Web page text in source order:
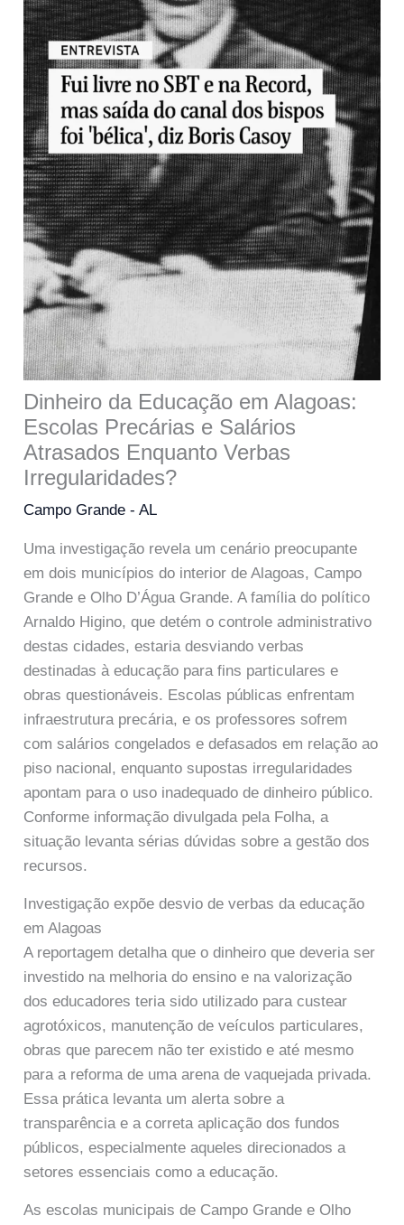
Dinheiro da Educação em Alagoas:
Escolas Precárias e Salários
Atrasados Enquanto Verbas
Irregularidades?
Campo Grande - AL
Uma investigação revela um cenário preocupante
em dois municípios do interior de Alagoas, Campo
Grande e Olho D’Água Grande. A família do político
Arnaldo Higino, que detém o controle administrativo
destas cidades, estaria desviando verbas
destinadas à educação para fins particulares e
obras questionáveis. Escolas públicas enfrentam
infraestrutura precária, e os professores sofrem
com salários congelados e defasados em relação ao
piso nacional, enquanto supostas irregularidades
apontam para o uso inadequado de dinheiro público.
Conforme informação divulgada pela Folha, a
situação levanta sérias dúvidas sobre a gestão dos
recursos.
Investigação expõe desvio de verbas da educação
em Alagoas
A reportagem detalha que o dinheiro que deveria ser
investido na melhoria do ensino e na valorização
dos educadores teria sido utilizado para custear
agrotóxicos, manutenção de veículos particulares,
obras que parecem não ter existido e até mesmo
para a reforma de uma arena de vaquejada privada.
Essa prática levanta um alerta sobre a
transparência e a correta aplicação dos fundos
públicos, especialmente aqueles direcionados a
setores essenciais como a educação.
As escolas municipais de Campo Grande e Olho